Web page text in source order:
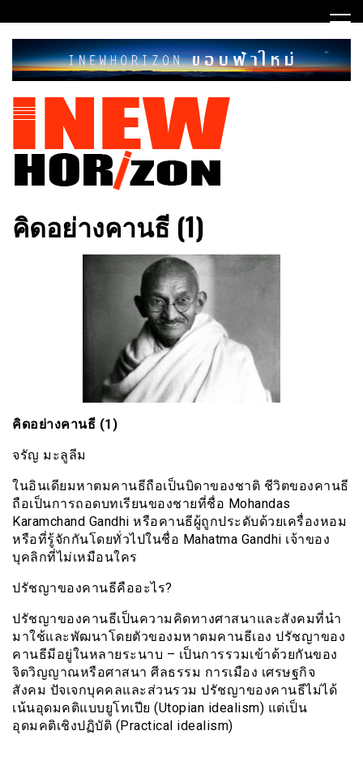
to
content
INEWHORIZON
คิดอย่างคานธี (1)
คิดอย่างคานธี (1)
จรัญ มะลูลีม
ในอินเดียมหาตมคานธีถือเป็นบิดาของชาติ ชีวิตของคานธี
ถือเป็นการถอดบทเรียนของชายที่ชื่อ Mohandas
Karamchand Gandhi หรือคานธีผู้ถูกประดับด้วยเครื่องหอม
หรือที่รู้จักกันโดยทั่วไปในชื่อ Mahatma Gandhi เจ้าของ
บุคลิกที่ไม่เหมือนใคร
ปรัชญาของคานธีคืออะไร?
ปรัชญาของคานธีเป็นความคิดทางศาสนาและสังคมที่นำ
มาใช้และพัฒนาโดยตัวของมหาตมคานธีเอง ปรัชญาของ
คานธีมีอยู่ในหลายระนาบ – เป็นการรวมเข้าด้วยกันของ
จิตวิญญาณหรือศาสนา ศีลธรรม การเมือง เศรษฐกิจ
สังคม ปัจเจกบุคคลและส่วนรวม ปรัชญาของคานธีไม่ได้
เน้นอุดมคติแบบยูโทเปีย (Utopian idealism) แต่เป็น
อุดมคติเชิงปฏิบัติ (Practical idealism)